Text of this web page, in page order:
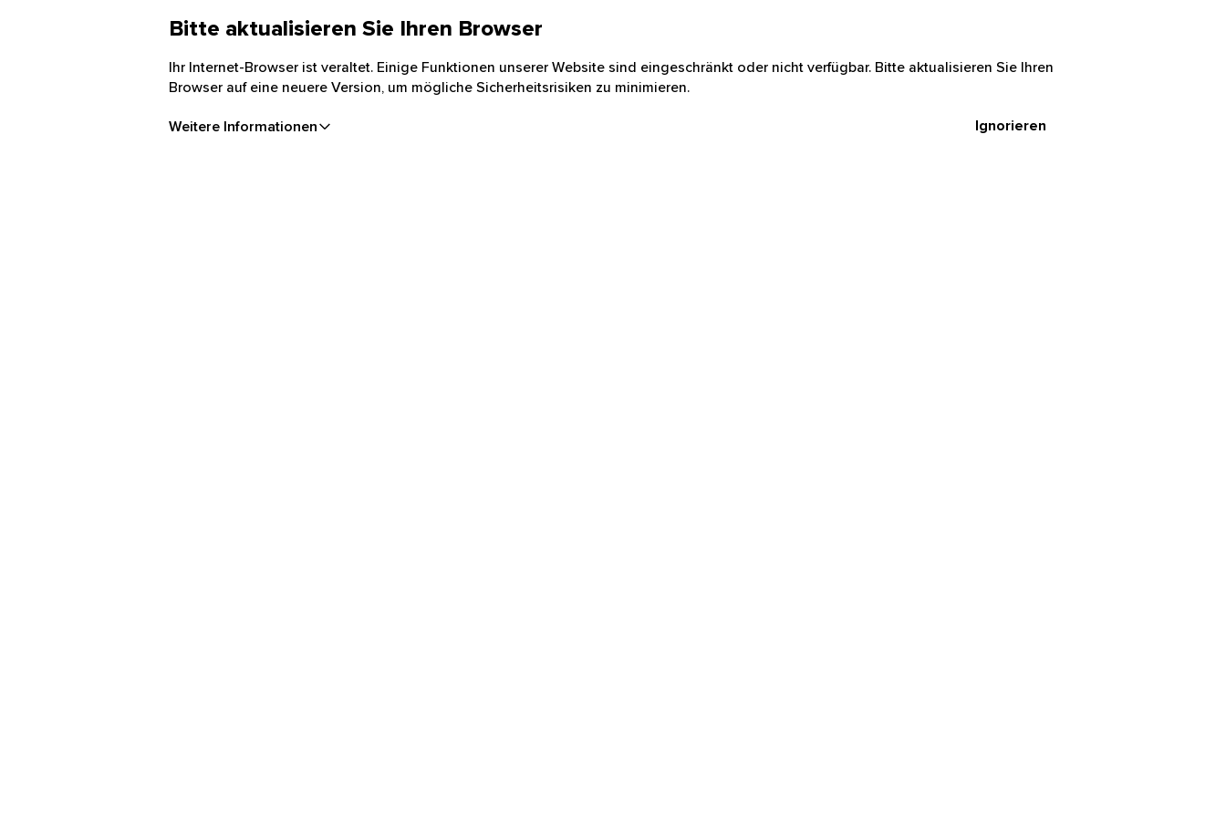
Bitte aktualisieren Sie Ihren Browser
Ihr Internet-Browser ist veraltet. Einige Funktionen unserer Website sind eingeschränkt oder nicht verfügbar. Bitte aktualisieren Sie Ihren
Browser auf eine neuere Version, um mögliche Sicherheitsrisiken zu minimieren.
Weitere Informationen Ignorieren